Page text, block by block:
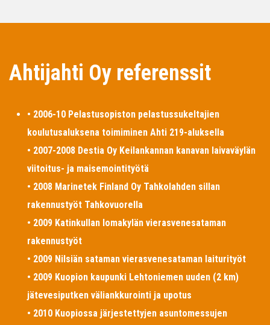
Ahtijahti Oy referenssit
• 2006-10 Pelastusopiston pelastussukeltajien
koulutusaluksena toimiminen Ahti 219-aluksella
• 2007-2008 Destia Oy Keilankannan kanavan laivaväylän
viitoitus- ja maisemointityötä
• 2008 Marinetek Finland Oy Tahkolahden sillan
rakennustyöt Tahkovuorella
• 2009 Katinkullan lomakylän vierasvenesataman
rakennustyöt
• 2009 Nilsiän sataman vierasvenesataman laiturityöt
• 2009 Kuopion kaupunki Lehtoniemen uuden (2 km)
jätevesiputken väliankkurointi ja upotus
• 2010 Kuopiossa järjestettyjen asuntomessujen